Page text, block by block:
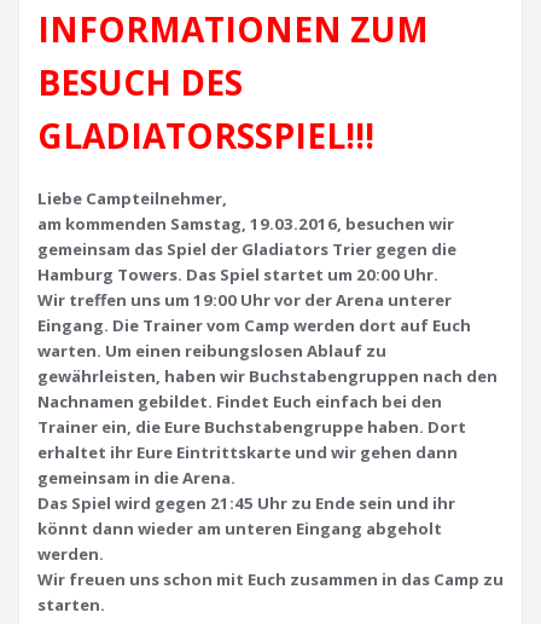
INFORMATIONEN ZUM
BESUCH DES
GLADIATORSSPIEL!!!
Liebe Campteilnehmer,
am kommenden Samstag, 19.03.2016, besuchen wir
gemeinsam das Spiel der Gladiators Trier gegen die
Hamburg Towers. Das Spiel startet um 20:00 Uhr.
Wir treffen uns um 19:00 Uhr vor der Arena unterer
Eingang. Die Trainer vom Camp werden dort auf Euch
warten. Um einen reibungslosen Ablauf zu
gewährleisten, haben wir Buchstabengruppen nach den
Nachnamen gebildet. Findet Euch einfach bei den
Trainer ein, die Eure Buchstabengruppe haben. Dort
erhaltet ihr Eure Eintrittskarte und wir gehen dann
gemeinsam in die Arena.
Das Spiel wird gegen 21:45 Uhr zu Ende sein und ihr
könnt dann wieder am unteren Eingang abgeholt
werden.
Wir freuen uns schon mit Euch zusammen in das Camp zu
starten.